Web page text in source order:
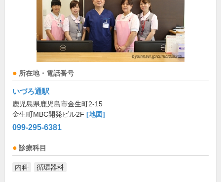
所在地・電話番号
いづろ通駅
鹿児島県鹿児島市金生町2-15
金生町MBC開発ビル2F [地図]
099-295-6381
診療科目
内科 循環器科